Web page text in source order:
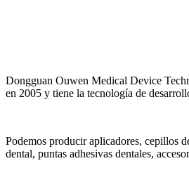
Dongguan Ouwen Medical Device
en 2005 y tiene la tecnología de
Podemos producir aplicadores, cepillos
dental, puntas adhesivas dentales,